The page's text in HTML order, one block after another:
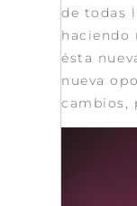
de todas
haciendo
ésta
nueva
cambios,